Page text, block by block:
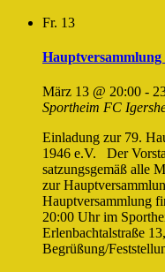
Fr. 13
Hauptversammlung
März 13 @ 20:00 -
Sportheim FC
Einladung zur 79.
1946 e.V. Der
satzungsgemäß alle
zur
Hauptversammlung
20:00 Uhr im
Erlenbachtalstraße
Begrüßung/